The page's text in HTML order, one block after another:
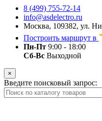
8 (499) 755-72-14
info@asdelectro.ru
Москва, 109382, ул.
Построить маршрут в
Пн-Пт 9:00 - 18:00
Сб-Вс Выходной
×
Введите поисковый запрос: